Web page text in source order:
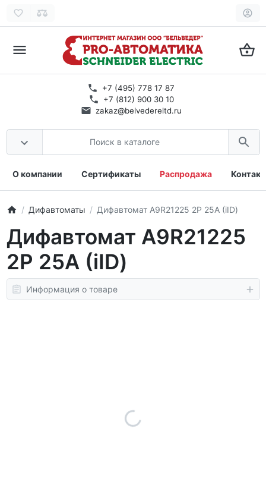
+7 (495) 778 17 87
+7 (812) 900 30 10
zakaz@belvedereltd.ru
О компании Сертификаты Распродажа
Дифавтоматы Дифавтомат A9R21225 2P 25А (iID)
Дифавтомат A9R21225
2P 25А (iID)
Информация о товаре